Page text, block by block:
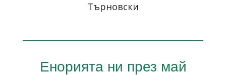
Търновски
Енорията ни през май